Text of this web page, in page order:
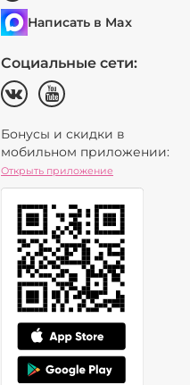
Написать в Max
Социальные сети:
Бонусы и скидки в
мобильном приложении:
Открыть приложение